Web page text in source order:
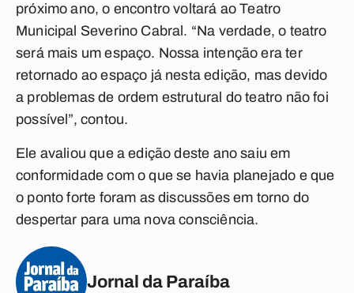
próximo ano, o encontro voltará ao Teatro
Municipal Severino Cabral. “Na verdade, o teatro
será mais um espaço. Nossa intenção era ter
retornado ao espaço já nesta edição, mas devido
a problemas de ordem estrutural do teatro não foi
possível”, contou.
Ele avaliou que a edição deste ano saiu em
conformidade com o que se havia planejado e que
o ponto forte foram as discussões em torno do
despertar para uma nova consciência.
Jornal da Paraíba